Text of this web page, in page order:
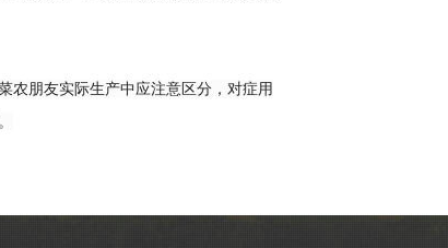
朋友实际生产中应注意区分，对症用